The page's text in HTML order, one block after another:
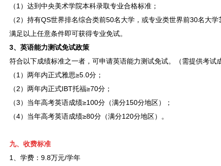
（1）达到中央美术学院本科录取专业合格标准；
（2）持有QS世界排名综合类前50名大学，或专业类世界前30名大
满足以上任意条件即可获得专业免试。
3、英语能力测试免试政策
符合以下成绩标准之一者，可申请英语能力测试免试。（需提供考试
（1）两年内正式雅思≥5.0分；
（2）两年内正式IBT托福≥70分；
（3）当年高考英语成绩≥100分（满分150分地区）；
（4）当年高考英语成绩≥80分（满分120分地区）。
九、收费标准
1、学费：9.8万元/学年